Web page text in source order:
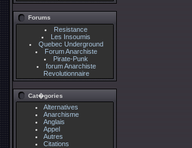
Forums
Resistance
Les Insoumis
Quebec Underground
Forum Anarchiste
Pirate-Punk
forum Anarchiste
Revolutionnaire
Cat�gories
Alternatives
Anarchisme
Anglais
Appel
Autres
Citations